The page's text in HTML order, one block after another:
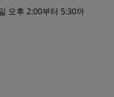
오후 2:00부터 5:30까